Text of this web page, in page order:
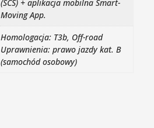
(SCS) + aplikacja mobilna Smart-
Moving App.
Homologacja: T3b, Off-road
Uprawnienia: prawo jazdy kat. B
(samochód osobowy)